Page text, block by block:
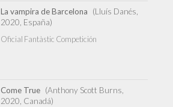
La vampira de Barcelona
(Lluís Danés,
2020, España)
Oficial Fantàstic Competición
Come True (Anthony Scott Burns,
2020, Canadá)